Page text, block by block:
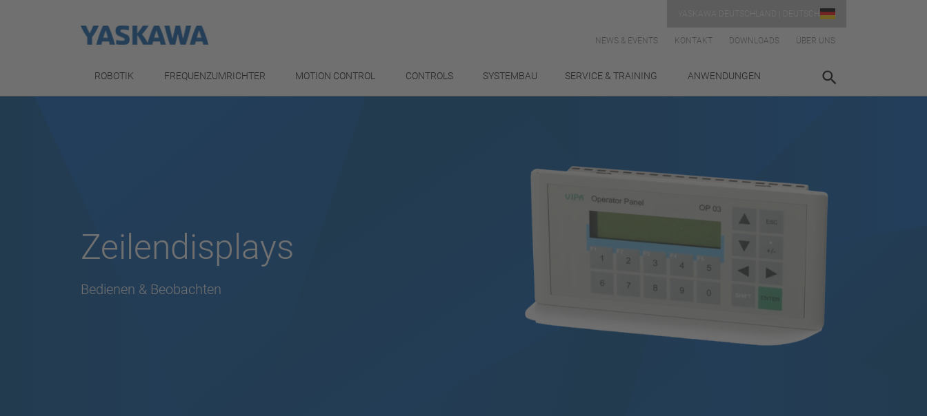
NEWS & EVENTS KONTAKT DOWNLOADS ÜBER UNS
ROBOTIK FREQUENZUMRICHTER MOTION CONTROL CONTROLS SYSTEMBAU SERVICE & TRAINING ANWENDUNGEN
Zeilendisplays
Bedienen & Beobachten